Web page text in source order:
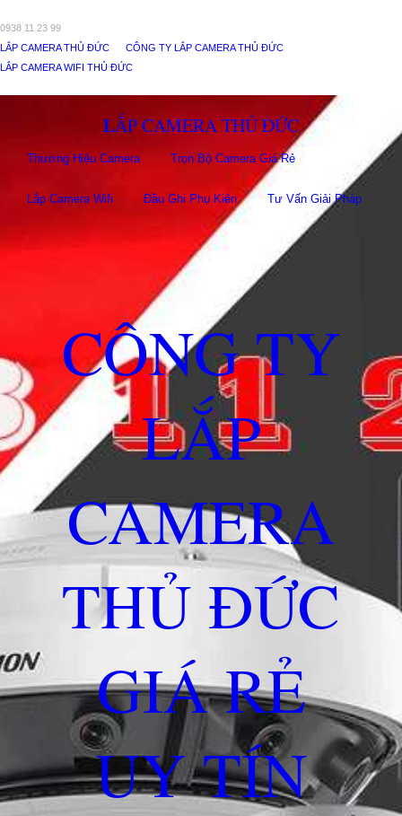
0938 11 23 99
LẮP CAMERA THỦ ĐỨC
CÔNG TY LẮP CAMERA THỦ ĐỨC
LẮP CAMERA WIFI THỦ ĐỨC
LẮP CAMERA THỦ ĐỨC
Thương Hiệu Camera Trọn Bộ Camera Giá Rẻ
Lắp Camera Wifi Đầu Ghi Phụ Kiên Tư Vấn Giải Pháp
CÔNG TY
LẮP
CAMERA
THỦ ĐỨC
GIÁ RẺ
UY TÍN